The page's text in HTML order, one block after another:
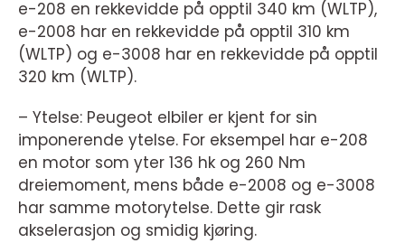
e-208 en rekkevidde på opptil 340 km (WLTP),
e-2008 har en rekkevidde på opptil 310 km
(WLTP) og e-3008 har en rekkevidde på opptil
320 km (WLTP).
– Ytelse: Peugeot elbiler er kjent for sin
imponerende ytelse. For eksempel har e-208
en motor som yter 136 hk og 260 Nm
dreiemoment, mens både e-2008 og e-3008
har samme motorytelse. Dette gir rask
akselerasjon og smidig kjøring.